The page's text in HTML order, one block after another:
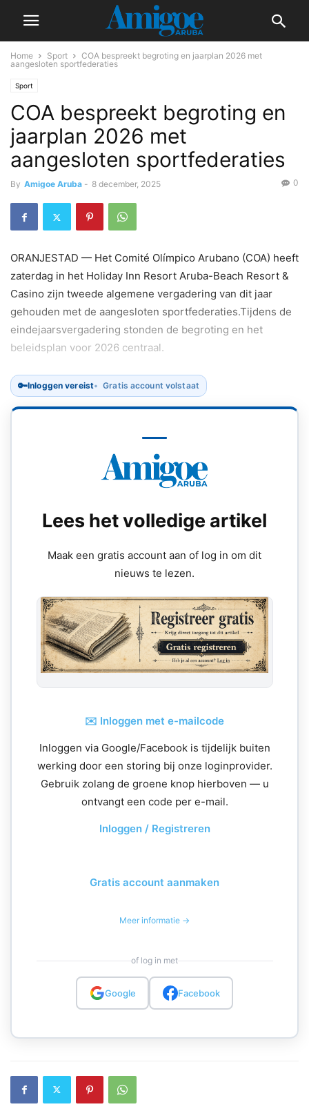
Home Sport
COA bespreekt begroting en jaarplan 2026 met
aangesloten sportfederaties
Sport
COA bespreekt begroting en
jaarplan 2026 met
aangesloten sportfederaties
By Amigoe Aruba - 8 december, 2025 0
ORANJESTAD — Het Comité Olímpico Arubano (COA) heeft
zaterdag in het Holiday Inn Resort Aruba-Beach Resort &
Casino zijn tweede algemene vergadering van dit jaar
gehouden met de aangesloten sportfederaties.Tijdens de
eindejaarsvergadering stonden de begroting en het
beleidsplan voor 2026 centraal.
🔑Inloggen vereist Gratis account volstaat
Lees het volledige artikel
Maak een gratis account aan of log in om dit
nieuws te lezen.
✉️ Inloggen met e-mailcode
Inloggen via Google/Facebook is tijdelijk buiten
werking door een storing bij onze loginprovider.
Gebruik zolang de groene knop hierboven — u
ontvangt een code per e-mail.
Inloggen / Registreren
Gratis account aanmaken
Meer informatie →
of log in met
Google Facebook